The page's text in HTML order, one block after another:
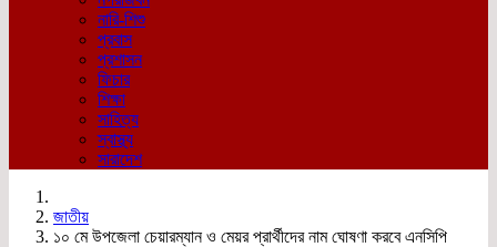
নারি-শিশু
প্রবাস
প্রশাসন
ফিচার
শিক্ষা
সাহিত্য
স্বাস্থ্য
সারাদেশ
জাতীয়
১০ মে উপজেলা চেয়ারম্যান ও মেয়র প্রার্থীদের নাম ঘোষণা করবে এনসিপি